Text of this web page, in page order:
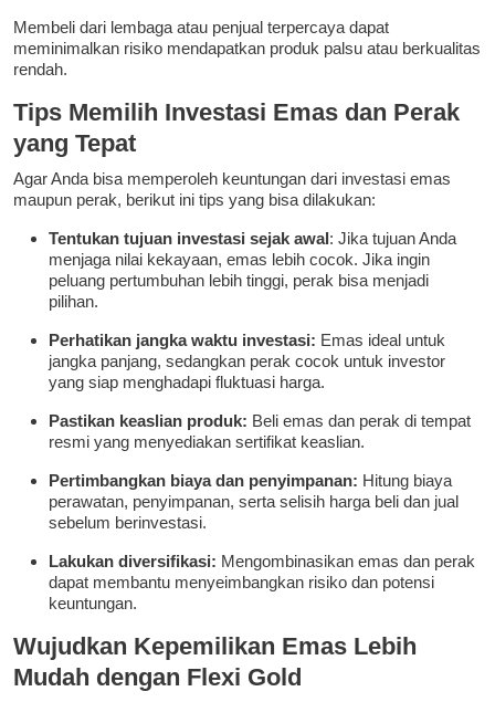
Membeli dari lembaga atau penjual terpercaya dapat
meminimalkan risiko mendapatkan produk palsu atau berkualitas
rendah.
Tips Memilih Investasi Emas dan Perak
yang Tepat
Agar Anda bisa memperoleh keuntungan dari investasi emas
maupun perak, berikut ini tips yang bisa dilakukan:
Tentukan tujuan investasi sejak awal: Jika tujuan Anda
menjaga nilai kekayaan, emas lebih cocok. Jika ingin
peluang pertumbuhan lebih tinggi, perak bisa menjadi
pilihan.
Perhatikan jangka waktu investasi: Emas ideal untuk
jangka panjang, sedangkan perak cocok untuk investor
yang siap menghadapi fluktuasi harga.
Pastikan keaslian produk: Beli emas dan perak di tempat
resmi yang menyediakan sertifikat keaslian.
Pertimbangkan biaya dan penyimpanan: Hitung biaya
perawatan, penyimpanan, serta selisih harga beli dan jual
sebelum berinvestasi.
Lakukan diversifikasi: Mengombinasikan emas dan perak
dapat membantu menyeimbangkan risiko dan potensi
keuntungan.
Wujudkan Kepemilikan Emas Lebih
Mudah dengan Flexi Gold